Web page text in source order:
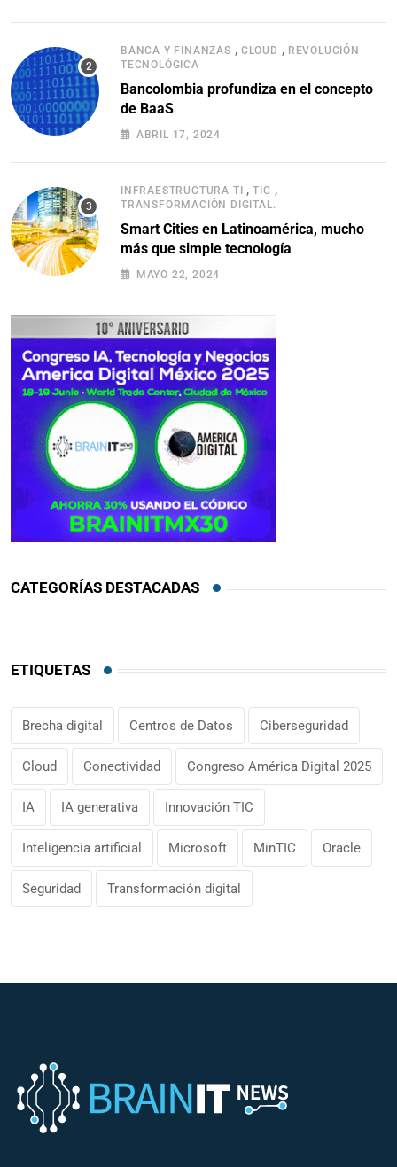
BANCA Y FINANZAS , CLOUD , REVOLUCIÓN
TECNOLÓGICA
Bancolombia profundiza en el concepto
de BaaS
ABRIL 17, 2024
INFRAESTRUCTURA TI ,TIC ,
TRANSFORMACIÓN DIGITAL.
Smart Cities en Latinoamérica, mucho
más que simple tecnología
MAYO 22, 2024
CATEGORÍAS DESTACADAS
ETIQUETAS
Brecha digital Centros de Datos Ciberseguridad
Cloud Conectividad Congreso América Digital 2025
IA IA generativa Innovación TIC
Inteligencia artificial Microsoft MinTIC Oracle
Seguridad Transformación digital